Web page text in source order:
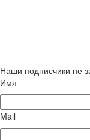
Наши подписчики не
Имя
Mail